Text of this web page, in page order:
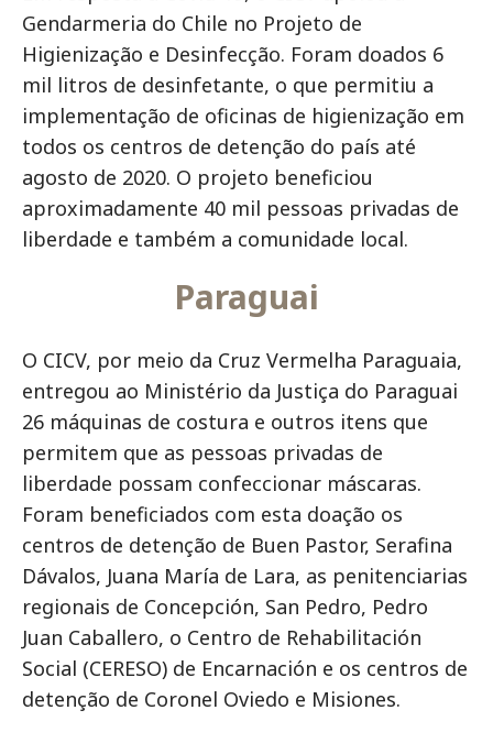
Gendarmeria do Chile no Projeto de
Higienização e Desinfecção. Foram doados 6
mil litros de desinfetante, o que permitiu a
implementação de oficinas de higienização em
todos os centros de detenção do país até
agosto de 2020. O projeto beneficiou
aproximadamente 40 mil pessoas privadas de
liberdade e também a comunidade local.
Paraguai
O CICV, por meio da Cruz Vermelha Paraguaia,
entregou ao Ministério da Justiça do Paraguai
26 máquinas de costura e outros itens que
permitem que as pessoas privadas de
liberdade possam confeccionar máscaras.
Foram beneficiados com esta doação os
centros de detenção de Buen Pastor, Serafina
Dávalos, Juana María de Lara, as penitenciarias
regionais de Concepción, San Pedro, Pedro
Juan Caballero, o Centro de Rehabilitación
Social (CERESO) de Encarnación e os centros de
detenção de Coronel Oviedo e Misiones.